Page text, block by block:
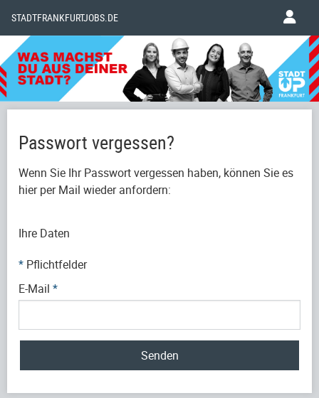
STADTFRANKFURTJOBS.DE
Passwort vergessen?
Wenn Sie Ihr Passwort vergessen haben, können Sie es
hier per Mail wieder anfordern:
Ihre Daten
* Pflichtfelder
E-Mail *
Senden